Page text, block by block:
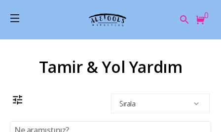
0
Tamir & Yol Yardım
Sırala